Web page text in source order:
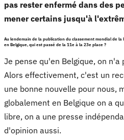
pas rester enfermé dans des
mener certains jusqu'à
Au lendemain de la publication du classement mondial de
en Belgique, qui est passé de la 11e à la 23e place ?
Je pense qu'en Belgique, on n'a
Alors effectivement, c'est un
une bonne nouvelle pour nous,
globalement en Belgique on a
libre, on a une presse
d'opinion aussi.